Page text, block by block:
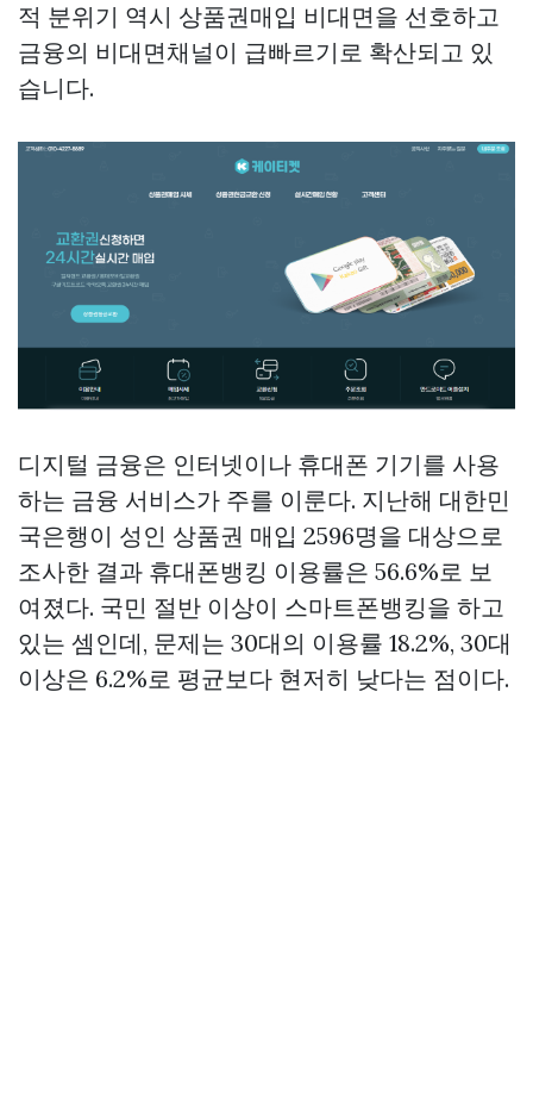
적 분위기 역시 상품권매입 비대면을 선호하고
금융의 비대면채널이 급빠르기로 확산되고 있
습니다.
디지털 금융은 인터넷이나 휴대폰 기기를 사용
하는 금융 서비스가 주를 이룬다. 지난해 대한민
국은행이 성인 상품권 매입 2596명을 대상으로
조사한 결과 휴대폰뱅킹 이용률은 56.6%로 보
여졌다. 국민 절반 이상이 스마트폰뱅킹을 하고
있는 셈인데, 문제는 30대의 이용률 18.2%, 30대
이상은 6.2%로 평균보다 현저히 낮다는 점이다.